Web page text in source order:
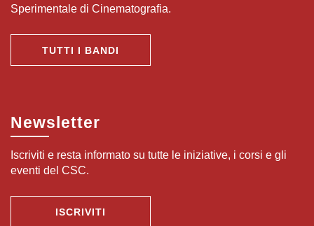
Sperimentale di Cinematografia.
TUTTI I BANDI
Newsletter
Iscriviti e resta informato su tutte le iniziative, i corsi e gli
eventi del CSC.
ISCRIVITI